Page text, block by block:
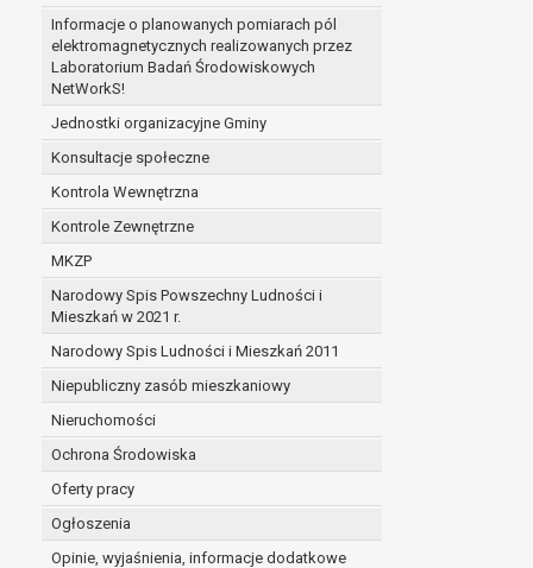
Informacje o planowanych pomiarach pól
elektromagnetycznych realizowanych przez
Laboratorium Badań Środowiskowych
NetWorkS!
Jednostki organizacyjne Gminy
Konsultacje społeczne
Kontrola Wewnętrzna
Kontrole Zewnętrzne
MKZP
Narodowy Spis Powszechny Ludności i
Mieszkań w 2021 r.
Narodowy Spis Ludności i Mieszkań 2011
Niepubliczny zasób mieszkaniowy
Nieruchomości
Ochrona Środowiska
Oferty pracy
Ogłoszenia
Opinie, wyjaśnienia, informacje dodatkowe